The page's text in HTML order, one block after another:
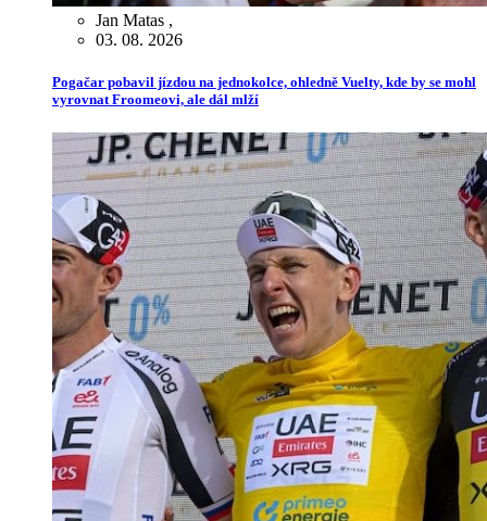
Jan Matas ,
03. 08. 2026
Pogačar pobavil jízdou na jednokolce, ohledně Vuelty, kde by se mohl
vyrovnat Froomeovi, ale dál mlží